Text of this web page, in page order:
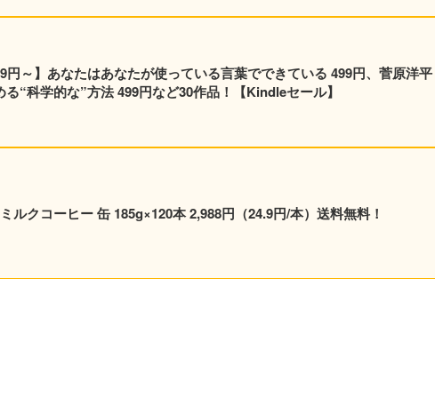
円～】あなたはあなたが使っている言葉でできている 499円、菅原洋
“科学的な”方法 499円など30作品！【Kindleセール】
ルクコーヒー 缶 185g×120本 2,988円（24.9円/本）送料無料！